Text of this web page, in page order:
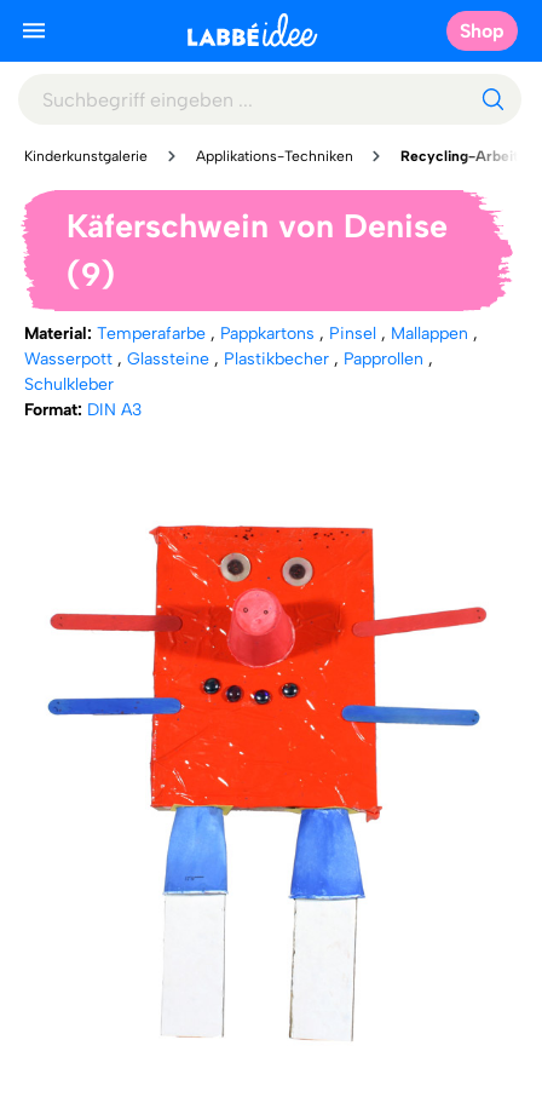
Shop
Kinderkunstgalerie Applikations-Techniken Recycling-Arbeiten
Käferschwein von Denise
(9)
Material: Temperafarbe , Pappkartons , Pinsel , Mallappen ,
Wasserpott , Glassteine , Plastikbecher , Papprollen ,
Schulkleber
Format: DIN A3